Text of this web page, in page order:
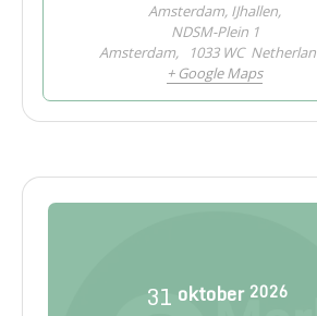
Amsterdam, IJhallen,
NDSM-Plein 1
Amsterdam, 1033 WC
+ Google Maps
31 oktober 2026